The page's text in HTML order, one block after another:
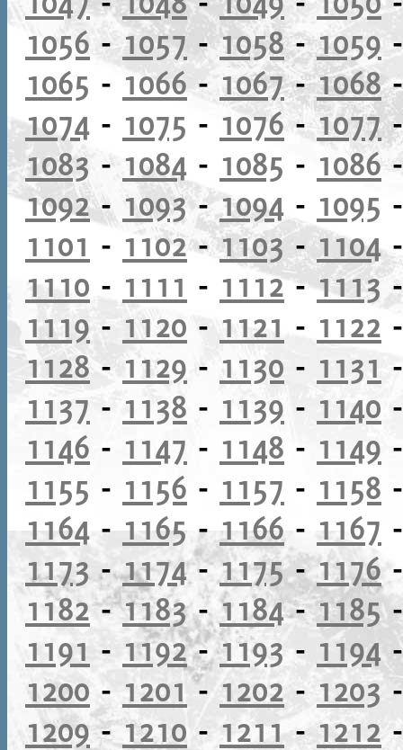
1056 -1057 -1058-1059
1065 - 1066-1067-1068
1074 - 1075 - 1076-1077
1083- 1084 - 1085 - 1086
1092- 1093-1094 - 1095
1101 - 1102-1103- 1104
1110 - 1111 - 1112-1113
1119 - 1120 - 1121 - 1122
1128- 1129 - 1130 - 1131
1137 - 1138 - 1139 - 1140
1146 - 1147 - 1148 - 1149
1155 - 1156 - 1157 - 1158
1164 - 1165 - 1166- 1167
1173-1174-1175-1176
1182-1183-1184-1185
1191 - 1192-1193 - 1194
1200 - 1201 - 1202-1203
1209-1210 - 1211-1212